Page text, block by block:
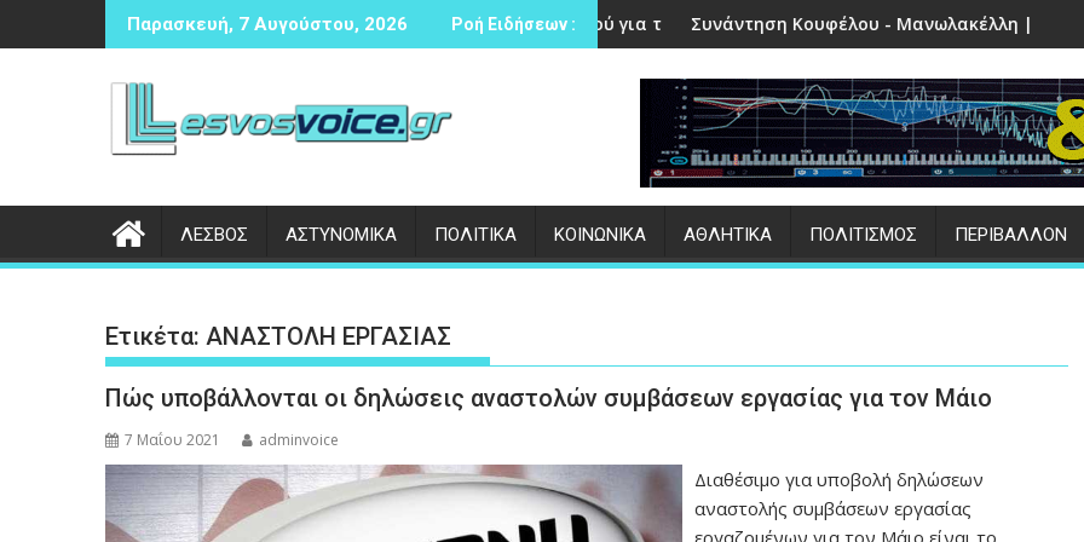
στο
Παρασκευή, 7 Αυγούστου, 2026 Ροή Ειδήσεων :
αντισφαίρισης
Δικογραφία σε βάρος 23χρονου ημεδαπού για τροχαίο στην ΠέτραΣυνάντηση Κουφέλου - Μανωλακέλλη | Στο επίκεντρο το παλιό
ΛΕΣΒΟΣ ΑΣΤΥΝΟΜΙΚΑ ΠΟΛΙΤΙΚΑ ΚΟΙΝΩΝΙΚΑ ΑΘΛΗΤΙΚΑ ΠΟΛΙΤΙΣΜΟΣ ΠΕΡΙΒΑΛΛΟΝ
Ετικέτα: ΑΝΑΣΤΟΛΗ ΕΡΓΑΣΙΑΣ
Πώς υποβάλλονται οι δηλώσεις αναστολών συμβάσεων εργασίας για τον Μάιο
7 Μαΐου 2021 adminvoice
Διαθέσιμο για υποβολή δηλώσεων
αναστολής συμβάσεων εργασίας
εργαζομένων για τον Μάιο είναι το